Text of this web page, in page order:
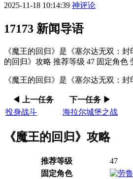
2025-11-18 10:14:39 神评论
17173 新闻导语
《魔王的回归》是《塞尔达无双：
的回归》攻略 推荐等级 47 固定角色
《魔王的回归》是《塞尔达无双：
◀ 上一任务
下一任务 ▶
投身战斗
海拉尔城堡之战
《魔王的回归》攻略
推荐等级
47
固定角色